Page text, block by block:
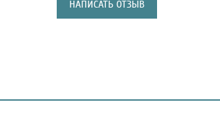
НАПИСАТЬ ОТЗЫВ